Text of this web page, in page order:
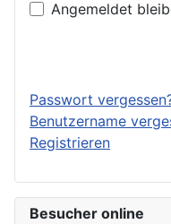
Angemeldet
Passwort
Benutzername
Registrieren
Besucher online